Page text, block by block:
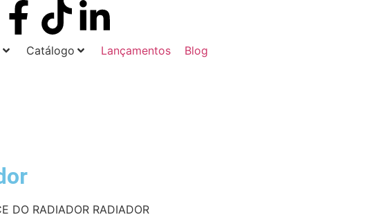
Catálogo Lançamentos
Blog
DO RADIADOR RADIADOR